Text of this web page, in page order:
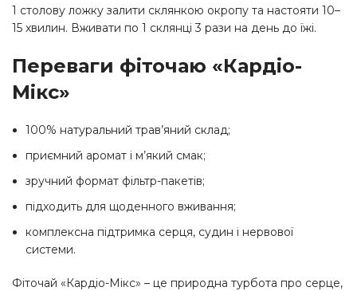
1 столову ложку залити склянкою окропу та настояти 10–
15 хвилин. Вживати по 1 склянці 3 рази на день до їжі.
Переваги фіточаю «Кардіо-
Мікс»
100% натуральний трав’яний склад;
приємний аромат і м’який смак;
зручний формат фільтр-пакетів;
підходить для щоденного вживання;
комплексна підтримка серця, судин і нервової
системи.
Фіточай «Кардіо-Мікс» – це природна турбота про серце,